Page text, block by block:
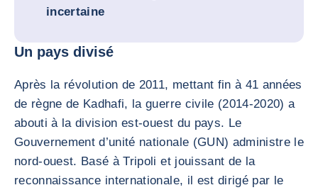
incertaine
Un pays divisé
Après la révolution de 2011, mettant fin à 41 années
de règne de Kadhafi, la guerre civile (2014-2020) a
abouti à la division est-ouest du pays. Le
Gouvernement d’unité nationale (GUN) administre le
nord-ouest. Basé à Tripoli et jouissant de la
reconnaissance internationale, il est dirigé par le